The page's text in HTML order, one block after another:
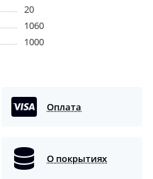
20
1060
1000
Оплата
О покрытиях